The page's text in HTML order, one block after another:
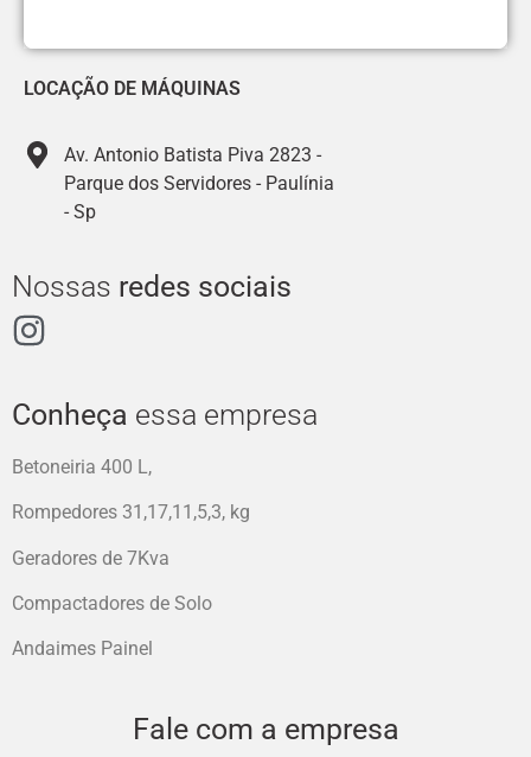
LOCAÇÃO DE MÁQUINAS
Av. Antonio Batista Piva 2823 -
Parque dos Servidores - Paulínia
- Sp
Nossas redes sociais
Conheça essa empresa
Betoneiria 400 L,
Rompedores 31,17,11,5,3, kg
Geradores de 7Kva
Compactadores de Solo
Andaimes Painel
Fale com a empresa